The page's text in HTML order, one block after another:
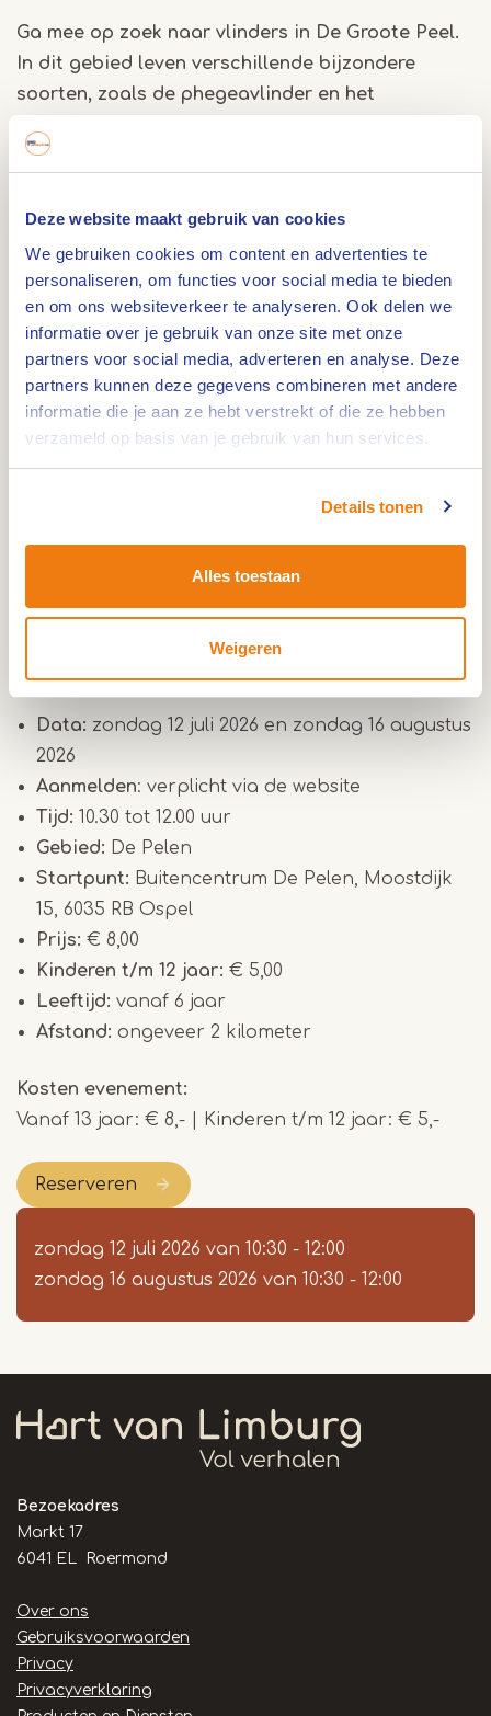
Deze website maakt gebruik van cookies
We gebruiken cookies om content en advertenties te
personaliseren, om functies voor social media te bieden
en om ons websiteverkeer te analyseren. Ook delen we
informatie over je gebruik van onze site met onze
partners voor social media, adverteren en analyse. Deze
partners kunnen deze gegevens combineren met andere
informatie die je aan ze hebt verstrekt of die ze hebben
verzameld op basis van je gebruik van hun services.
Details tonen
Alles toestaan
Weigeren
Ga mee op zoek naar vlinders in De Groote Peel.
In dit gebied leven verschillende bijzondere
soorten, zoals de phegeavlinder en het
van Nederland niet of nauwelijks. Tijdens deze
algemene vlinders er in de Peel rondfladderen.
Op zoek naar bijzondere vlinders
Samen speur je naar vlinders die zich thuis voelen
in het landschap van De Groote Peel. Onderweg
kijk je naar soorten die hier leven en leer je meer
over wat er rondfladdert in dit natuurgebied.
Wandelen door De Pelen
vanaf 6 jaar. Honden mogen mee, mits ze
aangelijnd zijn.
Praktische informatie
Data: zondag 12 juli 2026 en zondag 16 augustus
2026
Aanmelden: verplicht via de website
Tijd: 10.30 tot 12.00 uur
Gebied: De Pelen
Startpunt: Buitencentrum De Pelen, Moostdijk
15, 6035 RB Ospel
Prijs: € 8,00
Kinderen t/m 12 jaar: € 5,00
Leeftijd: vanaf 6 jaar
Afstand: ongeveer 2 kilometer
Kosten evenement
Vanaf 13 jaar: € 8,- | Kinderen t/m 12 jaar: € 5,-
Reserveren
zondag 12 juli 2026 van 10:30 - 12:00
zondag 16 augustus 2026 van 10:30 - 12:00
Bezoekadres
Markt 17
6041 EL Roermond
Handige
links
Over ons
Gebruiksvoorwaarden
Privacy
Privacyverklaring